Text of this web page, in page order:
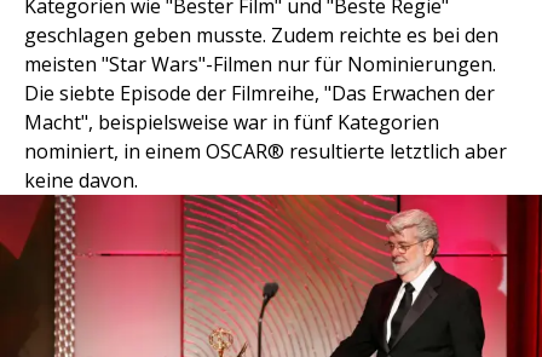
Kategorien wie "Bester Film" und "Beste Regie"
geschlagen geben musste. Zudem reichte es bei den
meisten "Star Wars"-Filmen nur für Nominierungen.
Die siebte Episode der Filmreihe, "Das Erwachen der
Macht", beispielsweise war in fünf Kategorien
nominiert, in einem OSCAR® resultierte letztlich aber
keine davon.